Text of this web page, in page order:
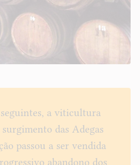
a viticultura
das Adegas
passou a ser vendida
abandono dos